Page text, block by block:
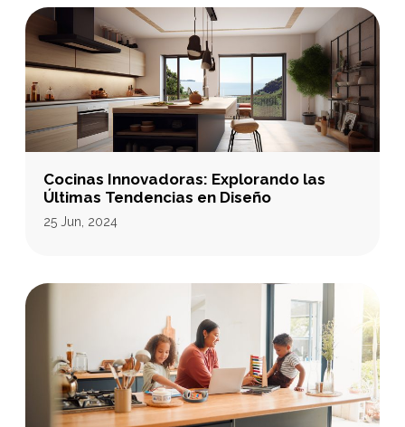
Cocinas Innovadoras: Explorando las
Últimas Tendencias en Diseño
25 Jun, 2024